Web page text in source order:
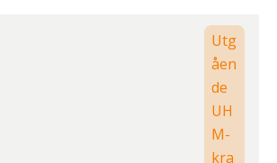
Utg
åen
de
UH
M-
kra